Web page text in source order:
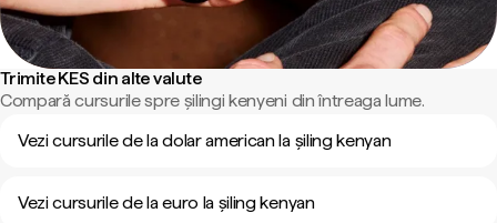
Trimite KES din alte valute
Compară cursurile spre șilingi kenyeni din întreaga lume.
Vezi cursurile de la dolar american la șiling kenyan
Vezi cursurile de la euro la șiling kenyan